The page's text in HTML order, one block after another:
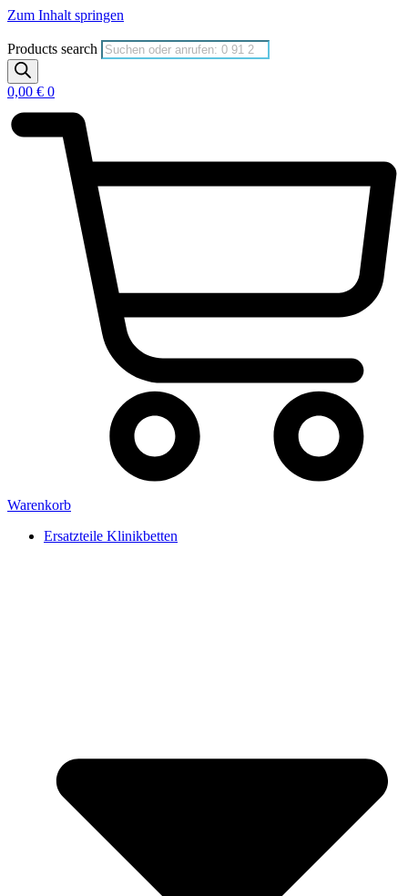
Zum Inhalt springen
Products search
0,00 € 0
Warenkorb
Ersatzteile Klinikbetten